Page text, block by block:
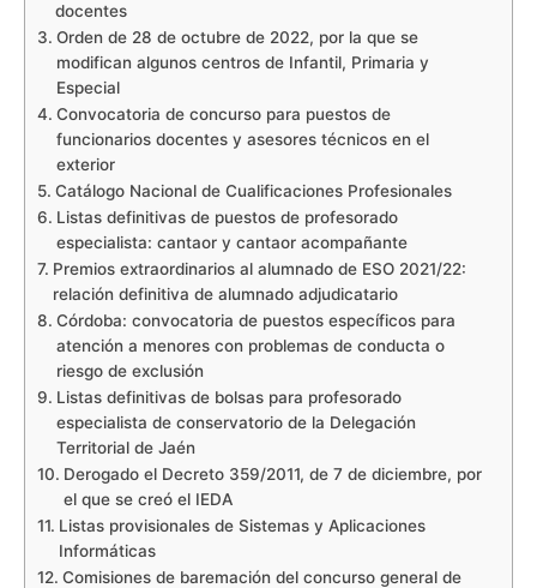
docentes
Orden de 28 de octubre de 2022, por la que se
modifican algunos centros de Infantil, Primaria y
Especial
Convocatoria de concurso para puestos de
funcionarios docentes y asesores técnicos en el
exterior
Catálogo Nacional de Cualificaciones Profesionales
Listas definitivas de puestos de profesorado
especialista: cantaor y cantaor acompañante
Premios extraordinarios al alumnado de ESO 2021/22:
relación definitiva de alumnado adjudicatario
Córdoba: convocatoria de puestos específicos para
atención a menores con problemas de conducta o
riesgo de exclusión
Listas definitivas de bolsas para profesorado
especialista de conservatorio de la Delegación
Territorial de Jaén
Derogado el Decreto 359/2011, de 7 de diciembre, por
el que se creó el IEDA
Listas provisionales de Sistemas y Aplicaciones
Informáticas
Comisiones de baremación del concurso general de